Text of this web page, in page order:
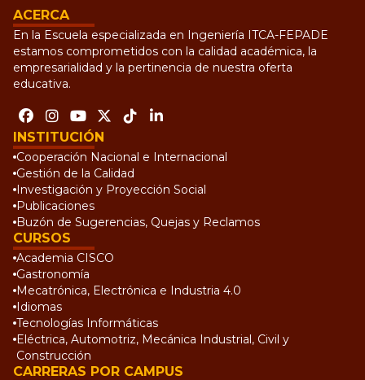
ACERCA
En la Escuela especializada en Ingeniería ITCA-FEPADE
estamos comprometidos con la calidad académica, la
empresarialidad y la pertinencia de nuestra oferta
educativa.
INSTITUCIÓN
Cooperación Nacional e Internacional
Gestión de la Calidad
Investigación y Proyección Social
Publicaciones
Buzón de Sugerencias, Quejas y Reclamos
CURSOS
Academia CISCO
Gastronomía
Mecatrónica, Electrónica e Industria 4.0
Idiomas
Tecnologías Informáticas
Eléctrica, Automotriz, Mecánica Industrial, Civil y
Construcción
CARRERAS POR CAMPUS